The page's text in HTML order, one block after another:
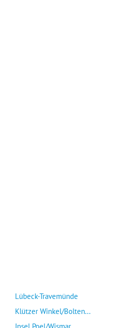
Lübeck-Travemünde
Klützer Winkel/Bolten...